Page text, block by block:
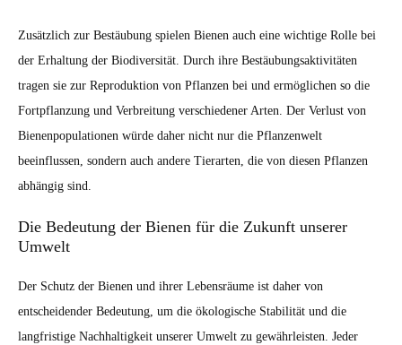
Zusätzlich zur Bestäubung spielen Bienen auch eine wichtige Rolle bei
der Erhaltung der Biodiversität. Durch ihre Bestäubungsaktivitäten
tragen sie zur Reproduktion von Pflanzen bei und ermöglichen so die
Fortpflanzung und Verbreitung verschiedener Arten. Der Verlust von
Bienenpopulationen würde daher nicht nur die Pflanzenwelt
beeinflussen, sondern auch andere Tierarten, die von diesen Pflanzen
abhängig sind.
Die Bedeutung der Bienen für die Zukunft unserer
Umwelt
Der Schutz der Bienen und ihrer Lebensräume ist daher von
entscheidender Bedeutung, um die ökologische Stabilität und die
langfristige Nachhaltigkeit unserer Umwelt zu gewährleisten. Jeder